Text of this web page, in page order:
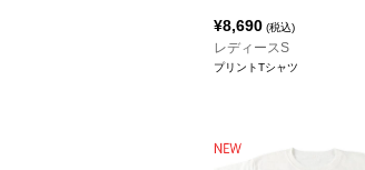
¥8,690 (税込)
レディースS
プリントTシャツ